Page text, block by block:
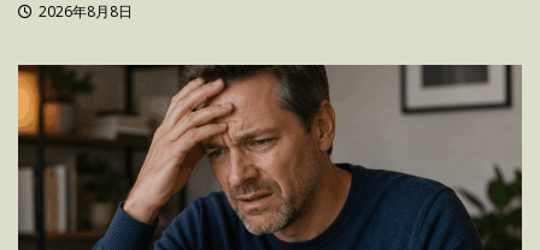
2026年8月8日